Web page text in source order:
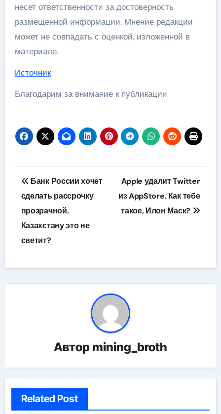
несет ответственности за достоверность
размещенной информации. Мнение редакции
может не совпадать с оценкой, изложенной в
материале.
Источник
Благодарим за внимание к публикации
Навигация
по
записям
Банк России хочет
сделать рассрочку
прозрачной.
Казахстану это не
светит?
Apple удалит Twitter
из AppStore. Как тебе
такое, Илон Маск?
Автор mining_broth
Related Post